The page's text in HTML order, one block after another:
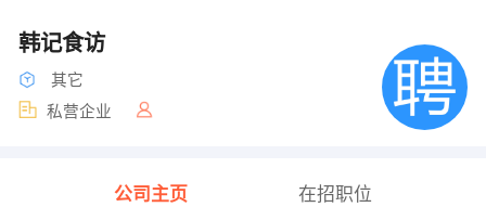
韩记食访
其它
私营企业
公司主页 在招职位